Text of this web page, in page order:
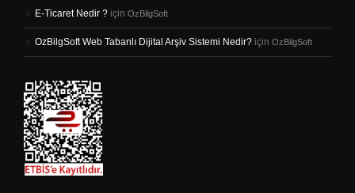
E-Ticaret Nedir ? için OzBilgSoft
OzBilgSoft Web Tabanlı Dijital Arşiv Sistemi Nedir? için OzBilgSoft